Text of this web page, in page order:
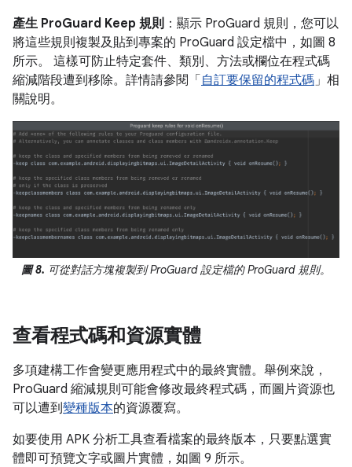
產生 ProGuard Keep 規則 ：顯示 ProGuard 規則，您可以
將這些規則複製及貼到專案的 ProGuard 設定檔中，如圖 8
所示。 這樣可防止特定套件、類別、方法或欄位在程式碼
縮減階段遭到移除。詳情請參閱「自訂要保留的程式碼 」相
關說明。
圖 8. 可從對話方塊複製到 ProGuard 設定檔的 ProGuard 規則。
查看程式碼和資源實體
多項建構工作會變更應用程式中的最終實體。舉例來說，
ProGuard 縮減規則可能會修改最終程式碼，而圖片資源也
可以遭到變種版本的資源覆寫。
如要使用 APK 分析工具查看檔案的最終版本，只要點選實
體即可預覽文字或圖片實體，如圖 9 所示。